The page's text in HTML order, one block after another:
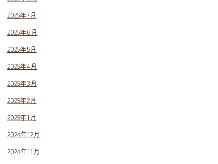
2025年7月
2025年6月
2025年5月
2025年4月
2025年3月
2025年2月
2025年1月
2024年12月
2024年11月